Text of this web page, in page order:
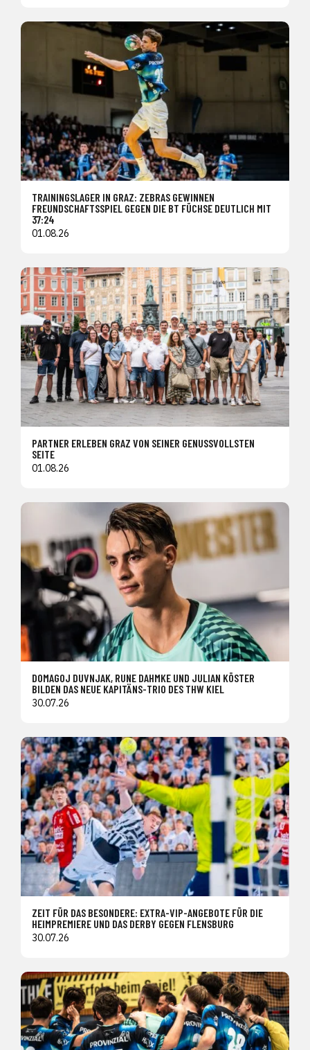
TRAININGSLAGER IN GRAZ: ZEBRAS GEWINNEN
FREUNDSCHAFTSSPIEL GEGEN DIE BT FÜCHSE DEUTLICH MIT
37:24
01.08.26
PARTNER ERLEBEN GRAZ VON SEINER GENUSSVOLLSTEN
SEITE
01.08.26
DOMAGOJ DUVNJAK, RUNE DAHMKE UND JULIAN KÖSTER
BILDEN DAS NEUE KAPITÄNS-TRIO DES THW KIEL
30.07.26
ZEIT FÜR DAS BESONDERE: EXTRA-VIP-ANGEBOTE FÜR DIE
HEIMPREMIERE UND DAS DERBY GEGEN FLENSBURG
30.07.26